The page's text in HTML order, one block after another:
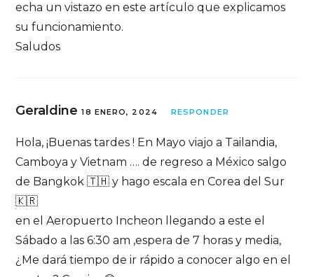
echa un vistazo en este artículo que explicamos
su funcionamiento.
Saludos
Geraldine18 ENERO, 2024 RESPONDER
Hola, ¡Buenas tardes ! En Mayo viajo a Tailandia,
Camboya y Vietnam …. de regreso a México salgo
de Bangkok 🇹🇭 y hago escala en Corea del Sur
🇰🇷
en el Aeropuerto Incheon llegando a este el
Sábado a las 6:30 am ,espera de 7 horas y media,
¿Me dará tiempo de ir rápido a conocer algo en el